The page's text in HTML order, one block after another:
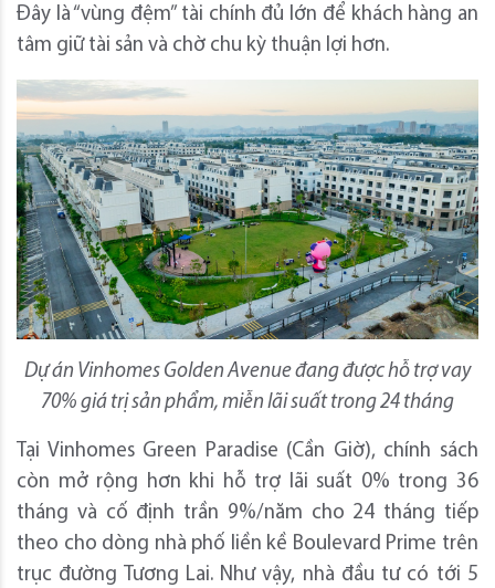
Đây là “vùng đệm” tài chính đủ lớn để khách hàng an
tâm giữ tài sản và chờ chu kỳ thuận lợi hơn.
Dự án Vinhomes Golden Avenue đang được hỗ trợ vay
70% giá trị sản phẩm, miễn lãi suất trong 24 tháng
Tại Vinhomes Green Paradise (Cần Giờ), chính sách
còn mở rộng hơn khi hỗ trợ lãi suất 0% trong 36
tháng và cố định trần 9%/năm cho 24 tháng tiếp
theo cho dòng nhà phố liền kề Boulevard Prime trên
trục đường Tương Lai. Như vậy, nhà đầu tư có tới 5